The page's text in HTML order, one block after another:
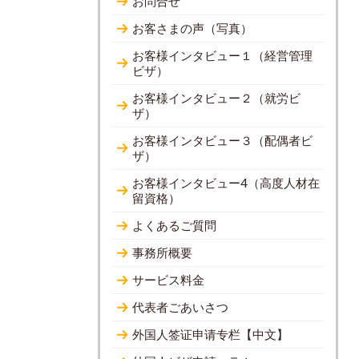
お客さまの声（写真）
お客様インタビュー１（経営管理
ビザ）
お客様インタビュー２（就労ビ
ザ）
お客様インタビュー３（配偶者ビ
ザ）
お客様インタビュー4（高度人材在
留資格）
よくあるご質問
事務所概要
サービス料金
代表者ごあいさつ
外国人签证申请专栏【中文】